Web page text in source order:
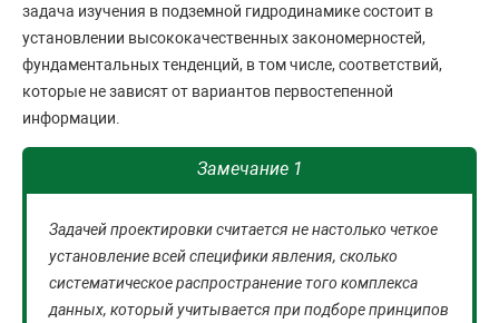
задача изучения в подземной гидродинамике состоит в
установлении высококачественных закономерностей,
фундаментальных тенденций, в том числе, соответствий,
которые не зависят от вариантов первостепенной
информации.
Замечание 1
Задачей проектировки считается не настолько четкое
установление всей специфики явления, сколько
систематическое распространение того комплекса
данных, который учитывается при подборе принципов